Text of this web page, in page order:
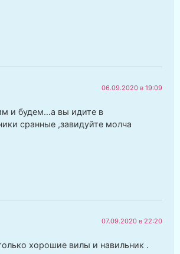
06.09.2020 в 19:09
и будем…а вы идите в
сранные ,завидуйте молча
07.09.2020 в 22:20
хорошие вилы и навильник .